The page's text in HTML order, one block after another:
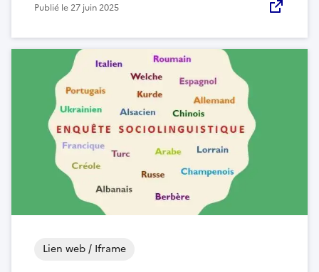
Publié le27 juin 2025
Lien web / Iframe